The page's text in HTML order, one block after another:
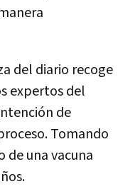
del diario recoge
expertos del
de
Tomando
de una vacuna